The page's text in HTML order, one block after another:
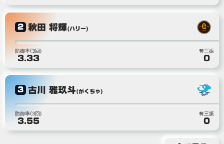
2 秋田 将輝(ハリー)
防御率(3回)
3.33
奪三振
0
3 古川 雅玖斗(がくちゃ)
防御率(3回)
3.55
奪三振
0